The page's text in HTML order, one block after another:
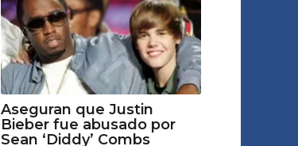
Aseguran que Justin
Bieber fue abusado por
Sean ‘Diddy’ Combs